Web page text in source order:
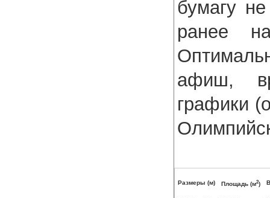
бумагу
ранее
афиш,
графики
Размеры (м) Площадь (м2)